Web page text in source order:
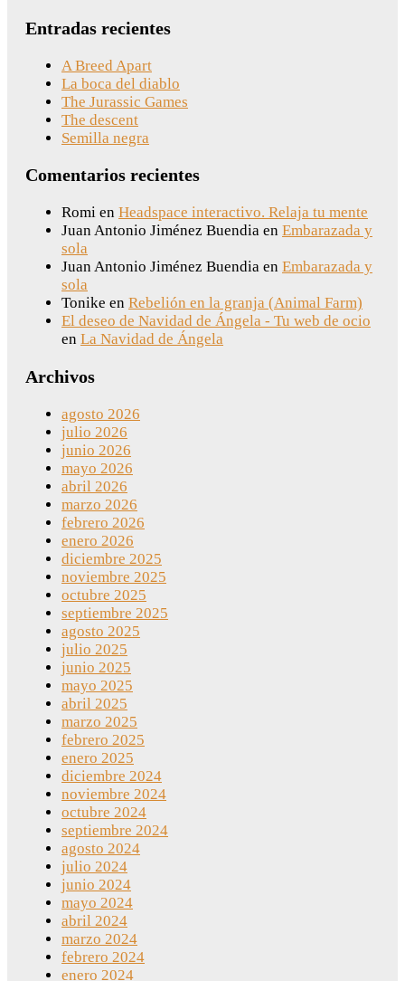
Entradas recientes
A Breed Apart
La boca del diablo
The Jurassic Games
The descent
Semilla negra
Comentarios recientes
Romi en Headspace interactivo. Relaja tu mente
Juan Antonio Jiménez Buendia en Embarazada y
sola
Juan Antonio Jiménez Buendia en Embarazada y
sola
Tonike en Rebelión en la granja (Animal Farm)
El deseo de Navidad de Ángela - Tu web de ocio
en La Navidad de Ángela
Archivos
agosto 2026
julio 2026
junio 2026
mayo 2026
abril 2026
marzo 2026
febrero 2026
enero 2026
diciembre 2025
noviembre 2025
octubre 2025
septiembre 2025
agosto 2025
julio 2025
junio 2025
mayo 2025
abril 2025
marzo 2025
febrero 2025
enero 2025
diciembre 2024
noviembre 2024
octubre 2024
septiembre 2024
agosto 2024
julio 2024
junio 2024
mayo 2024
abril 2024
marzo 2024
febrero 2024
enero 2024